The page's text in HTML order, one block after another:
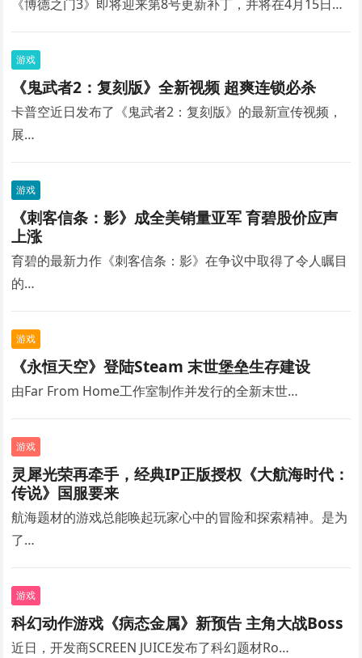
《博德之门3》即将迎来第8号更新补丁，并将在4月15日…
游戏
《鬼武者2：复刻版》全新视频 超爽连锁必杀
卡普空近日发布了《鬼武者2：复刻版》的最新宣传视频，
展…
游戏
《刺客信条：影》成全美销量亚军 育碧股价应声
上涨
育碧的最新力作《刺客信条：影》在争议中取得了令人瞩目
的…
游戏
《永恒天空》登陆Steam 末世堡垒生存建设
由Far From Home工作室制作并发行的全新末世…
游戏
灵犀光荣再牵手，经典IP正版授权《大航海时代：
传说》国服要来
航海题材的游戏总能唤起玩家心中的冒险和探索精神。是为
了…
游戏
科幻动作游戏《病态金属》新预告 主角大战Boss
近日，开发商SCREEN JUICE发布了科幻题材Ro…